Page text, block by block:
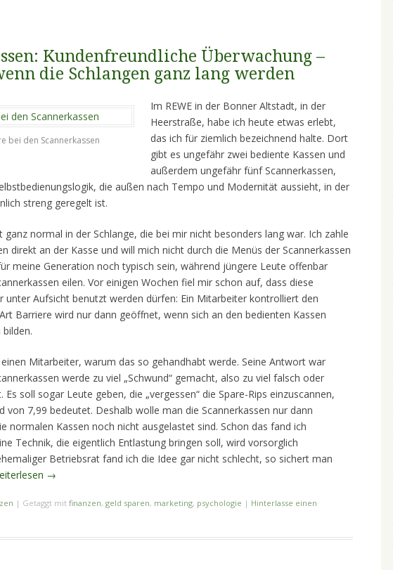
Kundenfreundliche Überwachung –
die Schlangen ganz lang werden
bei den Scannerkassen
Im REWE in der Bonner Altstadt, in der
Heerstraße, habe ich heute etwas erlebt,
das ich für ziemlich bezeichnend halte. Dort
gibt es ungefähr zwei bediente Kassen und
außerdem ungefähr fünf Scannerkassen,
die außen nach Tempo und Modernität aussieht, in der
streng geregelt ist.
ganz normal in der Schlange, die bei mir nicht besonders lang war. Ich zahle
direkt an der Kasse und will mich nicht durch die Menüs der Scannerkassen
meine Generation noch typisch sein, während jüngere Leute offenbar
eilen. Vor einigen Wochen fiel mir schon auf, dass diese
unter Aufsicht benutzt werden dürfen: Ein Mitarbeiter kontrolliert den
Barriere wird nur dann geöffnet, wenn sich an den bedienten Kassen
Mitarbeiter, warum das so gehandhabt werde. Seine Antwort war
werde zu viel „Schwund“ gemacht, also zu viel falsch oder
Es soll sogar Leute geben, die „vergessen“ die Spare-Rips einzuscannen,
von 7,99 bedeutet. Deshalb wolle man die Scannerkassen nur dann
normalen Kassen noch nicht ausgelastet sind. Schon das fand ich
Technik, die eigentlich Entlastung bringen soll, wird vorsorglich
Betriebsrat fand ich die Idee gar nicht schlecht, so sichert man
→
| Getaggt mit finanzen, geld sparen, marketing, psychologie | Hinterlasse einen